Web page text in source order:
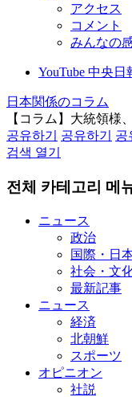
アクセス
コメント
みんなの
YouTube 中央日
日本関係のコラム
【コラム】大統領様
공유하기
공유하기
공
검색 열기
전체 카테고리 메
ニュース
政治
国際・日
社会・文
最新記事
ニュース
経済
北朝鮮
スポーツ
オピニオン
社説